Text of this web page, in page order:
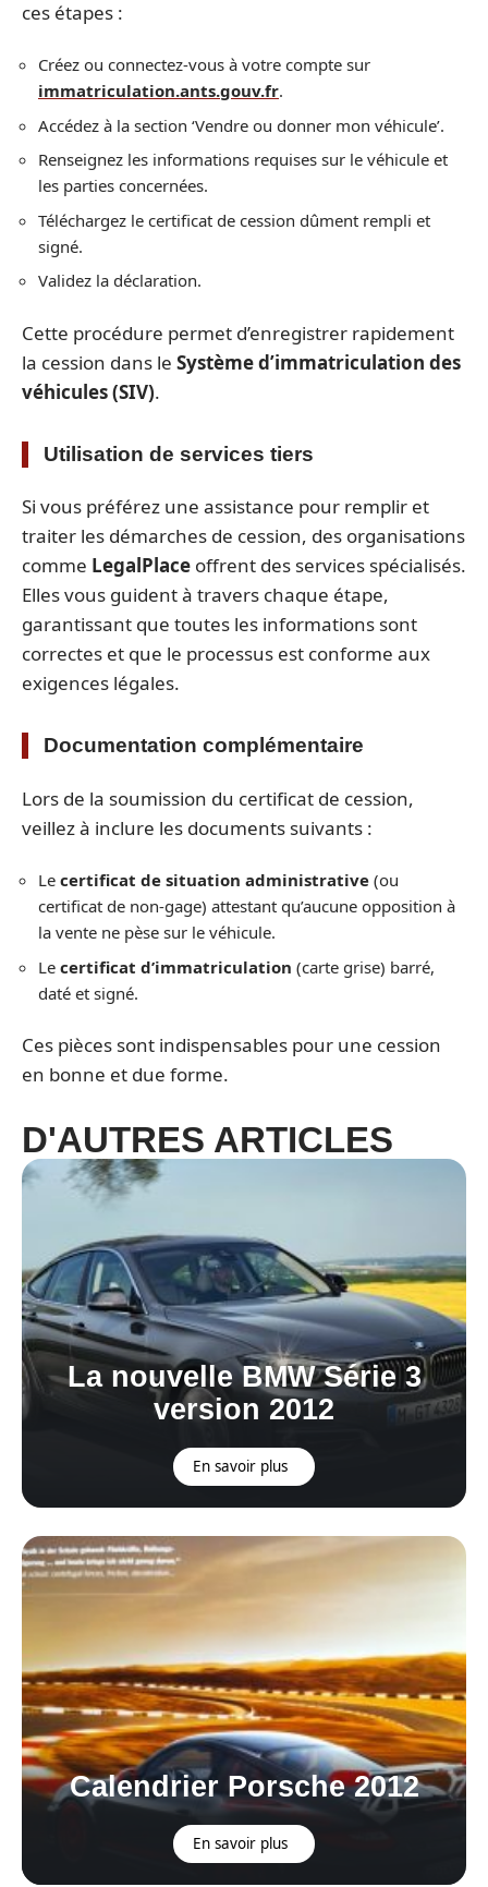
ces étapes :
Créez ou connectez-vous à votre compte sur
immatriculation.ants.gouv.fr.
Accédez à la section ‘Vendre ou donner mon véhicule’.
Renseignez les informations requises sur le véhicule et
les parties concernées.
Téléchargez le certificat de cession dûment rempli et
signé.
Validez la déclaration.
Cette procédure permet d’enregistrer rapidement
la cession dans le Système d’immatriculation des
véhicules (SIV).
Utilisation de services tiers
Si vous préférez une assistance pour remplir et
traiter les démarches de cession, des organisations
comme LegalPlace offrent des services spécialisés.
Elles vous guident à travers chaque étape,
garantissant que toutes les informations sont
correctes et que le processus est conforme aux
exigences légales.
Documentation complémentaire
Lors de la soumission du certificat de cession,
veillez à inclure les documents suivants :
Le certificat de situation administrative (ou
certificat de non-gage) attestant qu’aucune opposition à
la vente ne pèse sur le véhicule.
Le certificat d’immatriculation (carte grise) barré,
daté et signé.
Ces pièces sont indispensables pour une cession
en bonne et due forme.
D'AUTRES ARTICLES
La nouvelle BMW Série 3
version 2012
En savoir plus
Calendrier Porsche 2012
En savoir plus